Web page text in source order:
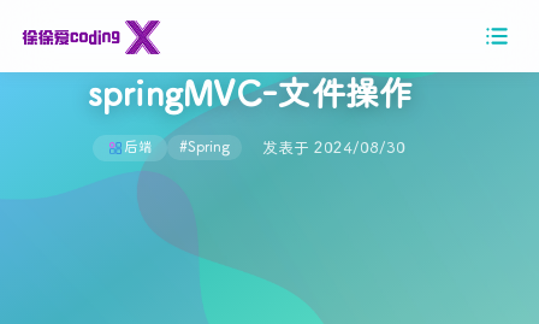
springMVC-文件操作
后端 #Spring 发表于 2024/08/30